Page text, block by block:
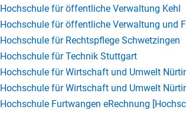
Hochschule für öffentliche Verwaltung Kehl
Hochschule für öffentliche Verwaltung und
Hochschule für Rechtspflege Schwetzingen
Hochschule für Technik Stuttgart
Hochschule für Wirtschaft und Umwelt
Hochschule für Wirtschaft und Umwelt
Hochschule Furtwangen eRechnung